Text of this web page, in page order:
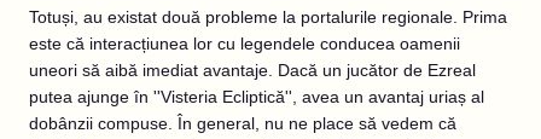
Totuși, au existat două probleme la portalurile regionale. Prima
este că interacțiunea lor cu legendele conducea oamenii
uneori să aibă imediat avantaje. Dacă un jucător de Ezreal
putea ajunge în ''Visteria Ecliptică'', avea un avantaj uriaș al
dobânzii compuse. În general, nu ne place să vedem că